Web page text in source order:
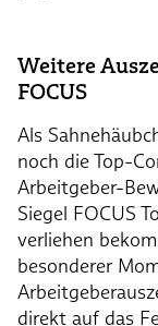
Weitere
FOCUS
Als
noch die Top-
Arbeitgeber-
Siegel FOCUS
verliehen
besonderer
direkt auf das